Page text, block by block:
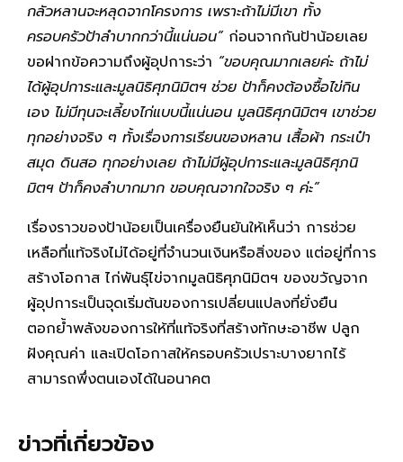
กลัวหลานจะหลุดจากโครงการ เพราะถ้าไม่มีเขา ทั้ง
ครอบครัวป้าลำบากกว่านี้แน่นอน”ก่อนจากกันป้าน้อยเลย
ขอฝากข้อความถึงผู้อุปการะว่า “ขอบคุณมากเลยค่ะ ถ้าไม่
ได้ผู้อุปการะและมูลนิธิศุภนิมิตฯ ช่วย ป้าก็คงต้องซื้อไข่กิน
เอง ไม่มีทุนจะเลี้ยงไก่แบบนี้แน่นอน มูลนิธิศุภนิมิตฯ เขาช่วย
ทุกอย่างจริง ๆ ทั้งเรื่องการเรียนของหลาน เสื้อผ้า กระเป๋า
สมุด ดินสอ ทุกอย่างเลย ถ้าไม่มีผู้อุปการะและมูลนิธิศุภนิ
มิตฯ ป้าก็คงลำบากมาก ขอบคุณจากใจจริง ๆ ค่ะ”
เรื่องราวของป้าน้อยเป็นเครื่องยืนยันให้เห็นว่า การช่วย
เหลือที่แท้จริงไม่ได้อยู่ที่จำนวนเงินหรือสิ่งของ แต่อยู่ที่การ
สร้างโอกาส ไก่พันธุ์ไข่จากมูลนิธิศุภนิมิตฯ ของขวัญจาก
ผู้อุปการะเป็นจุดเริ่มต้นของการเปลี่ยนแปลงที่ยั่งยืน
ตอกย้ำพลังของการให้ที่แท้จริงที่สร้างทักษะอาชีพ ปลูก
ฝังคุณค่า และเปิดโอกาสให้ครอบครัวเปราะบางยากไร้
สามารถพึ่งตนเองได้ในอนาคต
ข่าวที่เกี่ยวข้อง